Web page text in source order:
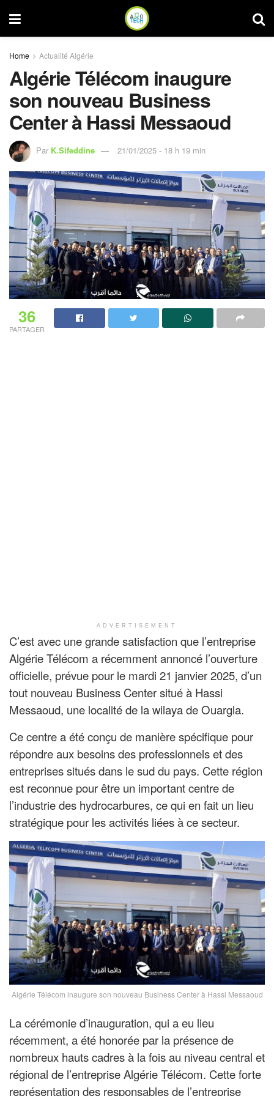
Home Actualité Algérie
Algérie Télécom inaugure
son nouveau Business
Center à Hassi Messaoud
Par K.Sifeddine 21/01/2025 - 18 h 19 min
36
PARTAGER
ADVERTISEMENT
C’est avec une grande satisfaction que l’entreprise
Algérie Télécom a récemment annoncé l’ouverture
officielle, prévue pour le mardi 21 janvier 2025, d’un
tout nouveau Business Center situé à Hassi
Messaoud, une localité de la wilaya de Ouargla.
Ce centre a été conçu de manière spécifique pour
répondre aux besoins des professionnels et des
entreprises situés dans le sud du pays. Cette région
est reconnue pour être un important centre de
l’industrie des hydrocarbures, ce qui en fait un lieu
stratégique pour les activités liées à ce secteur.
Algérie Télécom inaugure son nouveau Business Center à Hassi Messaoud
La cérémonie d’inauguration, qui a eu lieu
récemment, a été honorée par la présence de
nombreux hauts cadres à la fois au niveau central et
régional de l’entreprise Algérie Télécom. Cette forte
représentation des responsables de l’entreprise